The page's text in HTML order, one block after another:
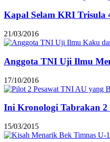
Kapal Selam KRI Trisula
21/03/2016
Anggota TNI Uji Ilmu
17/10/2016
Ini Kronologi Tabrakan 2
15/03/2015